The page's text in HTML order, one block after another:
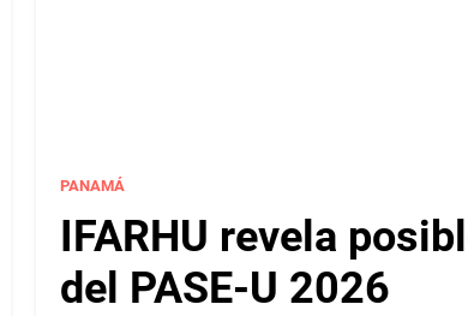
PANAMÁ
IFARHU revela
del PASE-U 2026